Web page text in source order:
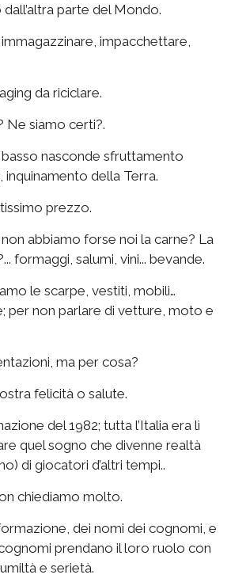
parte del Mondo.
impacchettare,
da riciclare.
Ne siamo certi?.
nasconde sfruttamento
inquinamento della Terra.
prezzo.
non abbiamo forse noi la carne? La
formaggi, salumi, vini... bevande.
le scarpe, vestiti, mobili…
per non parlare di vetture, moto e
ma per cosa?
felicità o salute.
del 1982; tutta l’Italia era lì
quel sogno che divenne realtà
di giocatori d’altri tempi..
chiediamo molto.
dei nomi dei cognomi, e
prendano il loro ruolo con
e serietà.